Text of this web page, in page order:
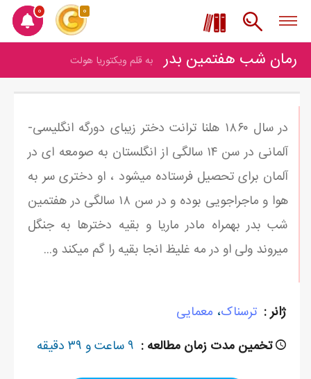
0 0
رمان شب هفتمین بدر به قلم ویکتوریا هولت
در سال ۱۸۶۰ هلنا ترانت دختر زیبای دورگه انگلیسی-
آلمانی در سن ۱۴ سالگی از انگلستان به صومعه ای در
آلمان برای تحصیل فرستاده میشود ، او دختری سر به
هوا و ماجراجویی بوده و در سن ۱۸ سالگی در هفتمین
شب بدر بهمراه مادر ماریا و بقیه دخترها به جنگل
میروند ولی او در مه غلیظ انجا بقیه را گم میکند و...
ژانر : ترسناک، معمایی
تخمین مدت زمان مطالعه : ۹ ساعت و ۳۹ دقیقه